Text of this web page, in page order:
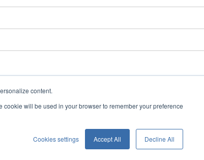
content.
will be used in your browser to remember your preference
Cookies settings Accept All Decline All